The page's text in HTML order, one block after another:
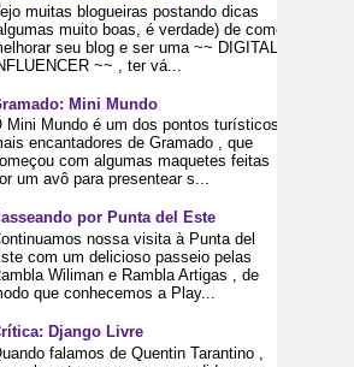
muitas blogueiras postando dicas
muito boas, é verdade) de como
seu blog e ser uma ~~ DIGITAL
~~ , ter vá...
Mini Mundo
Mini Mundo é um dos pontos turísticos
encantadores de Gramado , que
com algumas maquetes feitas
um avô para presentear s...
por Punta del Este
nossa visita à Punta del
com um delicioso passeio pelas
Wiliman e Rambla Artigas , de
que conhecemos a Play...
Django Livre
falamos de Quentin Tarantino ,